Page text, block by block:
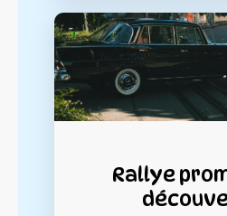
Rallye